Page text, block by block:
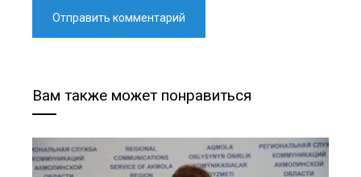
Вам также может понравиться